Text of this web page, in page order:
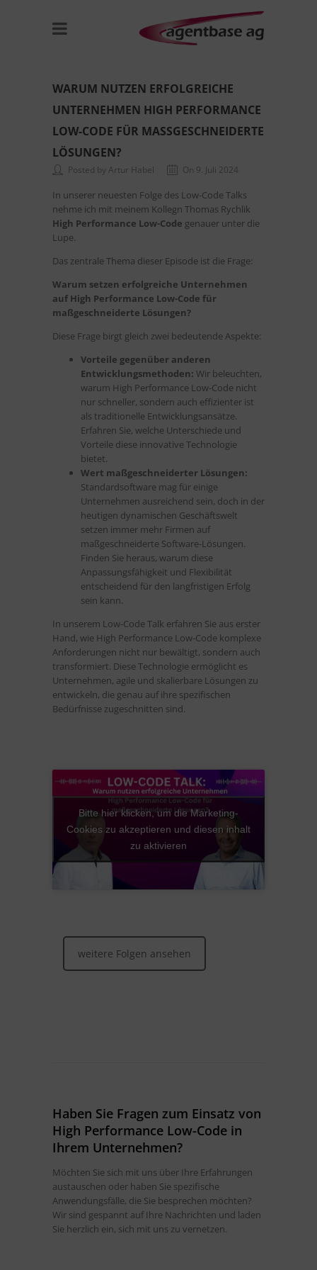
WARUM NUTZEN ERFOLGREICHE
UNTERNEHMEN HIGH PERFORMANCE
LOW-CODE FÜR MASSGESCHNEIDERTE L
ÖSUNGEN?
Posted by Artur Habel On 9. Juli 2024
In unserer neuesten Folge des Low-Code Talks
nehme ich mit meinem Kollegn Thomas Rychlik
High Performance Low-Code genauer unter die
Lupe.
Das zentrale Thema dieser Episode ist die Frage:
Warum setzen erfolgreiche Unternehmen
auf High Performance Low-Code für
maßgeschneiderte Lösungen?
Diese Frage birgt gleich zwei bedeutende Aspekte:
Vorteile gegenüber anderen
Entwicklungsmethoden: Wir beleuchten,
warum High Performance Low-Code nicht
nur schneller, sondern auch effizienter ist
als traditionelle Entwicklungsansätze.
Erfahren Sie, welche Unterschiede und
Vorteile diese innovative Technologie
bietet.
Wert maßgeschneiderter Lösungen:
Standardsoftware mag für einige
Unternehmen ausreichend sein, doch in der
heutigen dynamischen Geschäftswelt
setzen immer mehr Firmen auf
maßgeschneiderte Software-Lösungen.
Finden Sie heraus, warum diese
Anpassungsfähigkeit und Flexibilität
entscheidend für den langfristigen Erfolg
sein kann.
In unserem Low-Code Talk erfahren Sie aus erster
Hand, wie High Performance Low-Code komplexe
Anforderungen nicht nur bewältigt, sondern auch
transformiert. Diese Technologie ermöglicht es
Unternehmen, agile und skalierbare Lösungen zu
entwickeln, die genau auf ihre spezifischen
Bedürfnisse zugeschnitten sind.
Bitte hier klicken, um die Marketing-
Cookies zu akzeptieren und diesen inhalt
zu aktivieren
weitere Folgen ansehen
Haben Sie Fragen zum Einsatz von
High Performance Low-Code in
Ihrem Unternehmen?
Möchten Sie sich mit uns über Ihre Erfahrungen
austauschen oder haben Sie spezifische
Anwendungsfälle, die Sie besprechen möchten?
Wir sind gespannt auf Ihre Nachrichten und laden
Sie herzlich ein, sich mit uns zu vernetzen.